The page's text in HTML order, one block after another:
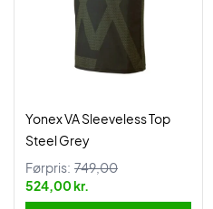
Yonex VA Sleeveless Top
Steel Grey
Førpris: 749,00
524,00 kr.